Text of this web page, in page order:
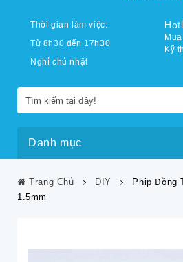
Thời gian làm việc:
Từ 8h30 đến 17h30
Nghỉ chủ nhật
Kỹ
Danh mục
Trang Chủ DIY
Phip Đồng
1.5mm